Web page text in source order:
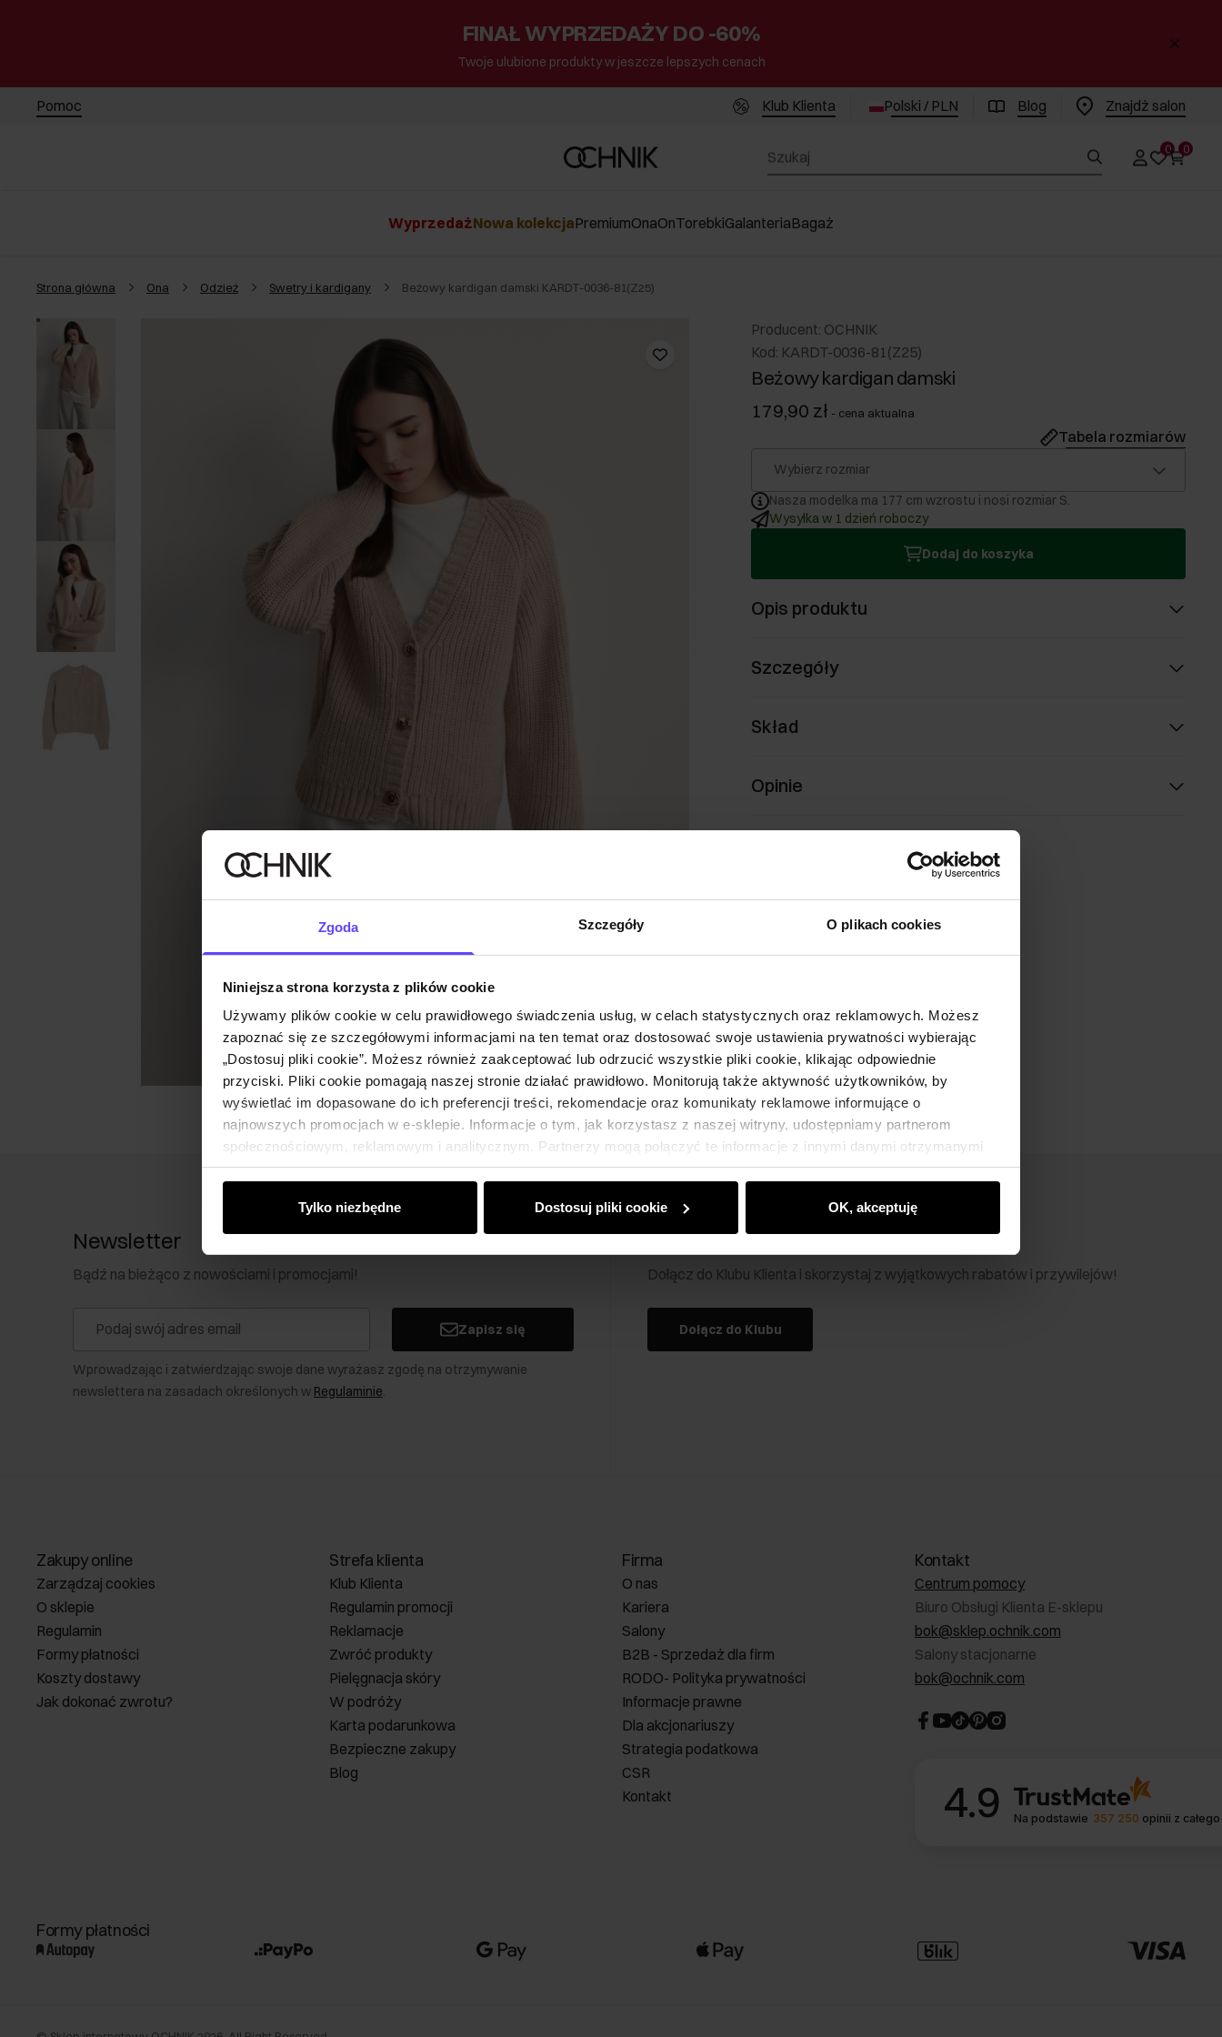
Zgoda Szczegóły O plikach cookies
Niniejsza strona korzysta z plików cookie
Używamy plików cookie w celu prawidłowego świadczenia usług, w celach statystycznych oraz reklamowych. Możesz
zapoznać się ze szczegółowymi informacjami na ten temat oraz dostosować swoje ustawienia prywatności wybierając
„Dostosuj pliki cookie”. Możesz również zaakceptować lub odrzucić wszystkie pliki cookie, klikając odpowiednie
przyciski. Pliki cookie pomagają naszej stronie działać prawidłowo. Monitorują także aktywność użytkowników, by
wyświetlać im dopasowane do ich preferencji treści, rekomendacje oraz komunikaty reklamowe informujące o
najnowszych promocjach w e-sklepie. Informacje o tym, jak korzystasz z naszej witryny, udostępniamy partnerom
społecznościowym, reklamowym i analitycznym. Partnerzy mogą połączyć te informacje z innymi danymi otrzymanymi
od Ciebie lub uzyskanymi podczas korzystania z ich usług.
Tylko niezbędne Dostosuj pliki cookie OK, akceptuję
FINAŁ WYPRZEDAŻY DO -60%
Twoje ulubione produkty w jeszcze lepszych cenach
Pomoc Klub Klienta Polski / PLN Blog Znajdż salon
0 0
WyprzedażNowa kolekcjaPremiumOnaOnTorebkiGalanteriaBagaż
Strona główna Ona Odzież Swetry i kardigany Beżowy kardigan damski KARDT-0036-81(Z25)
Producent: OCHNIK
Kod: KARDT-0036-81(Z25)
Beżowy kardigan damski
179,90 zł - cena aktualna
Tabela rozmiarów
Wybierz rozmiar
Nasza modelka ma 177 cm wzrostu i nosi rozmiar S.
Wysyłka w 1 dzień roboczy
Dodaj do koszyka
Opis produktu
Szczegóły
Skład
Opinie
Newsletter
Bądź na bieżąco z nowościami i promocjami!
Zapisz się
Wprowadzając i zatwierdzając swoje dane wyrażasz zgodę na otrzymywanie
newslettera na zasadach określonych w Regulaminie.
Klub Klienta Ochnik
Dołącz do Klubu Klienta i skorzystaj z wyjątkowych rabatów i przywilejów!
Dołącz do Klubu
Zakupy online
Zarządzaj cookies
O sklepie
Regulamin
Formy płatności
Koszty dostawy
Jak dokonać zwrotu?
Strefa klienta
Klub Klienta
Regulamin promocji
Reklamacje
Zwróć produkty
Pielęgnacja skóry
W podróży
Karta podarunkowa
Bezpieczne zakupy
Blog
Firma
O nas
Kariera
Salony
B2B - Sprzedaż dla firm
RODO- Polityka prywatności
Informacje prawne
Dla akcjonariuszy
Strategia podatkowa
CSR
Kontakt
Kontakt
Centrum pomocy
Biuro Obsługi Klienta E-sklepu
bok@sklep.ochnik.com
Salony stacjonarne
bok@ochnik.com
4.9 Na podstawie 357 250 opinii z
Formy płatności